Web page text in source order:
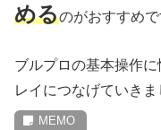
めるのがおすすめで
ブルプロの基本操作
レイにつなげていきま